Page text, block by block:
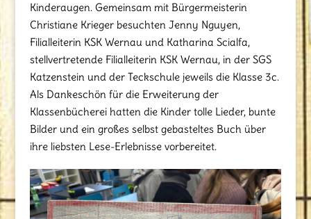
Kinderaugen. Gemeinsam mit Bürgermeisterin
Christiane Krieger besuchten Jenny Nguyen,
Filialleiterin KSK Wernau und Katharina Scialfa,
stellvertretende Filialleiterin KSK Wernau, in der SGS
Katzenstein und der Teckschule jeweils die Klasse 3c.
Als Dankeschön für die Erweiterung der
Klassenbücherei hatten die Kinder tolle Lieder, bunte
Bilder und ein großes selbst gebasteltes Buch über
ihre liebsten Lese-Erlebnisse vorbereitet.